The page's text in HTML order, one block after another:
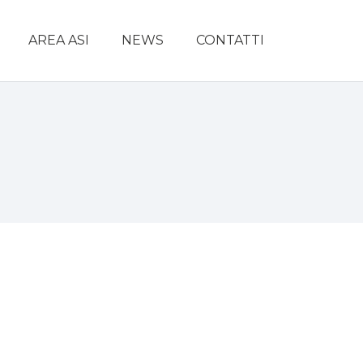
AREA ASI NEWS CONTATTI